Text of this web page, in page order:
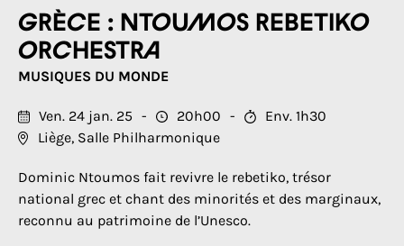
Grèce : Ntoumos Rebetiko
Orchestra
MUSIQUES DU MONDE
Ven. 24 jan. 25 20h00
Env. 1h30
Liège, Salle Philharmonique
Dominic Ntoumos fait revivre le rebetiko, trésor
national grec et chant des minorités et des marginaux,
reconnu au patrimoine de l’Unesco.